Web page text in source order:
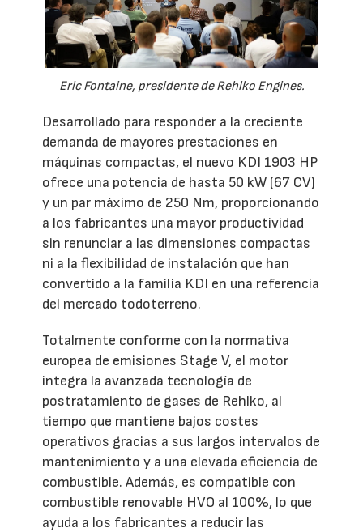
Eric Fontaine, presidente de Rehlko Engines.
Desarrollado para responder a la creciente
demanda de mayores prestaciones en
máquinas compactas, el nuevo KDI 1903 HP
ofrece una potencia de hasta 50 kW (67 CV)
y un par máximo de 250 Nm, proporcionando
a los fabricantes una mayor productividad
sin renunciar a las dimensiones compactas
ni a la flexibilidad de instalación que han
convertido a la familia KDI en una referencia
del mercado todoterreno.
Totalmente conforme con la normativa
europea de emisiones Stage V, el motor
integra la avanzada tecnología de
postratamiento de gases de Rehlko, al
tiempo que mantiene bajos costes
operativos gracias a sus largos intervalos de
mantenimiento y a una elevada eficiencia de
combustible. Además, es compatible con
combustible renovable HVO al 100%, lo que
ayuda a los fabricantes a reducir las